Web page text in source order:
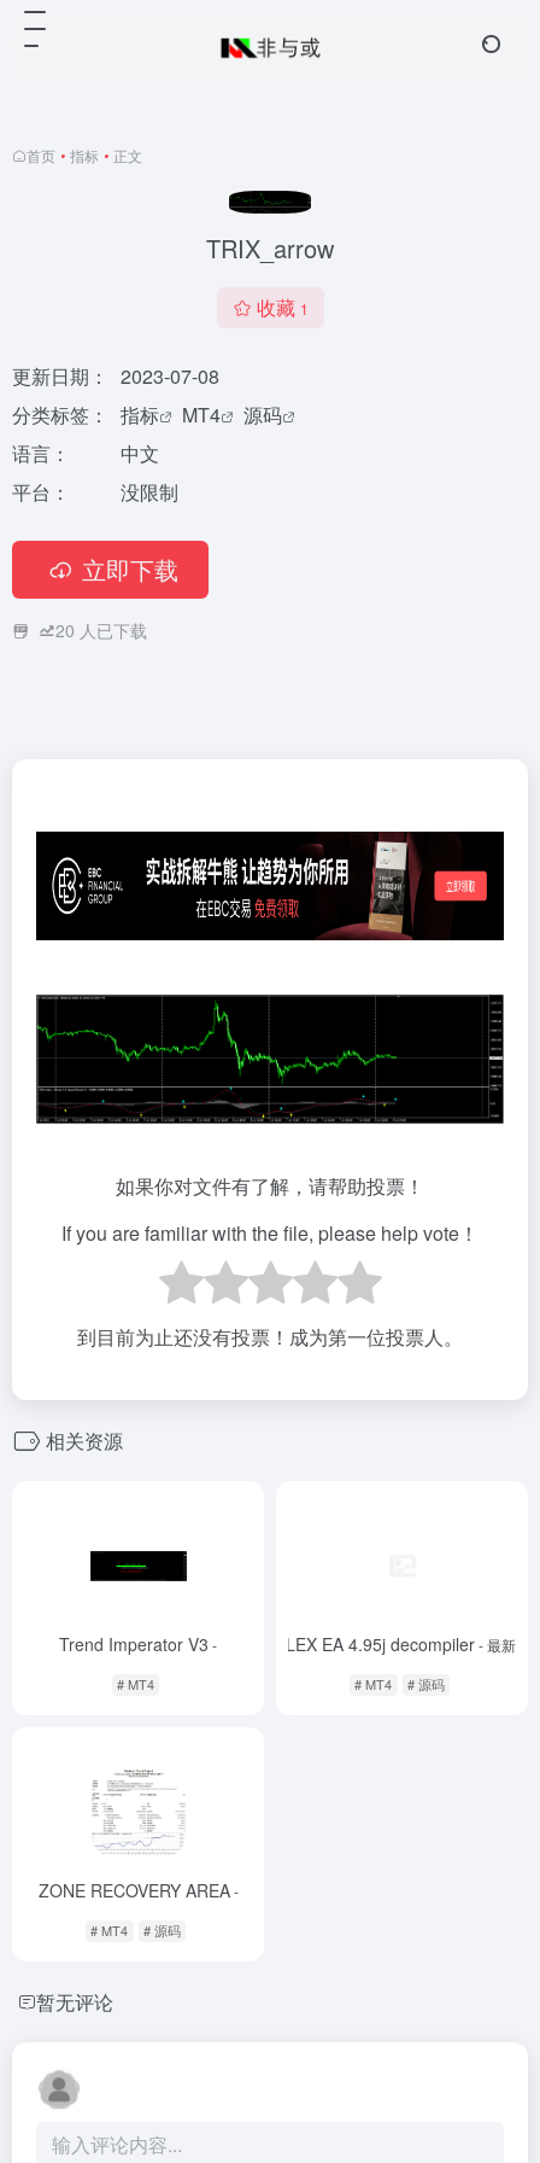
首页 • 指标 • 正文
TRIX_arrow
收藏 1
更新日期：
2023-07-08
分类标签：
指标 MT4
源码
语言：
中文
平台：
没限制
立即下载
20 人已下载
如果你对文件有了解，请帮助投票！
If you are familiar with the file, please help vote！
到目前为止还没有投票！成为第一位投票人。
相关资源
Trend Imperator V3 -
# MT4
FLEX EA 4.95j decompiler- 最新版
# MT4 # 源码
ZONE RECOVERY AREA-
# MT4 # 源码
暂无评论